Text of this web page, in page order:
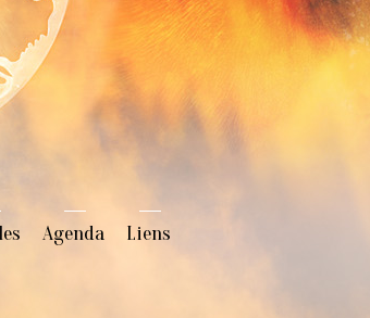
Agenda Liens